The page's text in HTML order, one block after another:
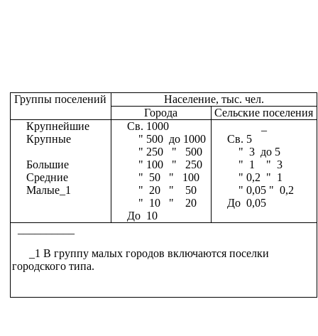
Группы поселений
Население, тыс. чел.
Города
Сельские поселения
Крупнейшие
Св. 1000
Крупные
" 500 до 1000
Св. 5
" 250 " 500
" 3 до 5
Большие
" 100 " 250
" 1 " 3
Средние
" 50 " 100
" 0,2 " 1
Малые_1
" 20 " 50
" 0,05 " 0,2
" 10 " 20
До 0,05
До 10
_1 В группу малых городов включаются поселки
городского типа.